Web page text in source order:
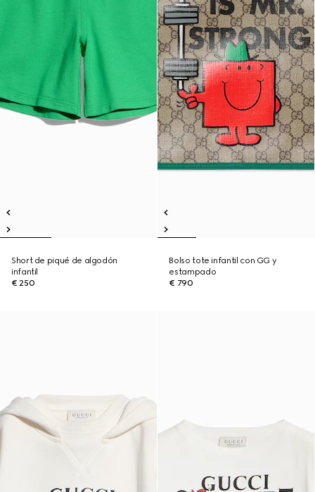
Short de piqué de algodón
infantil
€ 250
Bolso tote infantil con GG y
estampado
€ 790